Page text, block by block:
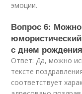
эмоции.
Вопрос 6:
с днем
Ответ: Да, можно
тексте
соответствует